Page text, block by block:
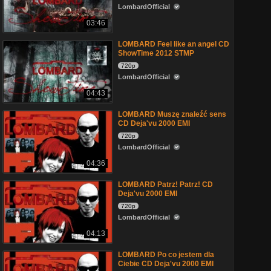
03:46
LombardOfficial
04:43
LOMBARD Feel like an angel CD
ShowTime 2012 STMP
720p
LombardOfficial
04:36
LOMBARD Muszę znaleźć sens
CD Deja'vu 2000 EMI
720p
LombardOfficial
04:13
LOMBARD Patrz! Patrz! CD
Deja'vu 2000 EMI
720p
LombardOfficial
LOMBARD Po co jestem dla
Ciebie CD Deja'vu 2000 EMI